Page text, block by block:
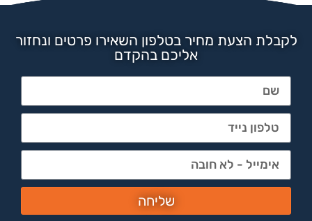
לקבלת הצעת מחיר בטלפון השאירו פרטים ונחזור
אליכם בהקדם
שליחה